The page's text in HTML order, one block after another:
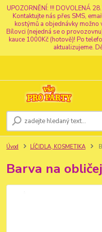
UPOZORNĚNÍ: !!! DOVOLENÁ
Kontaktujte nás přes SMS,
kostýmů a objednávky
Bílovci (nejedná se o
kauce 1000Kč (hotově)! Po
aktualizujeme.
Úvod LÍČIDLA, KOSMETIKA
Barva na